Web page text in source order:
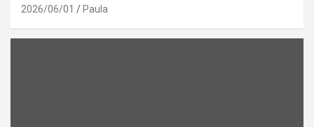
2026/06/01 Paula